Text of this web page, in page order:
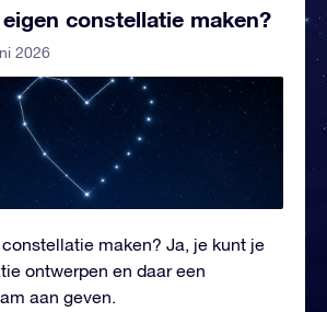
constellatie maken?
2026
maken? Ja, je kunt je
ontwerpen en daar een
aan geven.